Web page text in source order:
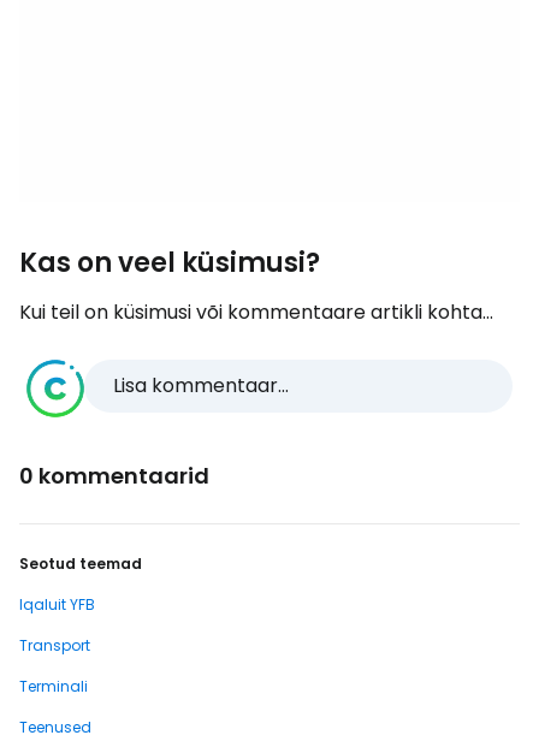
Kas on veel küsimusi?
Kui teil on küsimusi või kommentaare artikli kohta...
Lisa kommentaar...
0 kommentaarid
Seotud teemad
Iqaluit YFB
Transport
Terminali
Teenused